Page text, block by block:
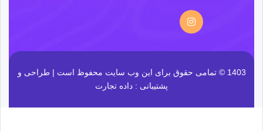
1403 © تمامی حقوق برای این وب سایت محفوظ است | طراحی و
پشتیبانی : داده تجارت